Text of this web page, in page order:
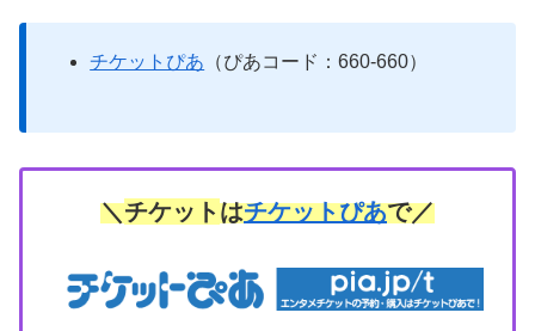
チケットぴあ （ぴあコード：660-660）
＼チケットはチケットぴあで／